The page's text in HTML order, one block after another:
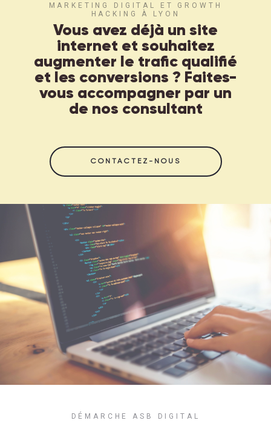
MARKETING DIGITAL ET GROWTH
HACKING À LYON
Vous avez déjà un site
internet et souhaitez
augmenter le trafic qualifié
et les conversions ? Faites-
vous accompagner par un
de nos consultant
CONTACTEZ-NOUS
DÉMARCHE ASB DIGITAL